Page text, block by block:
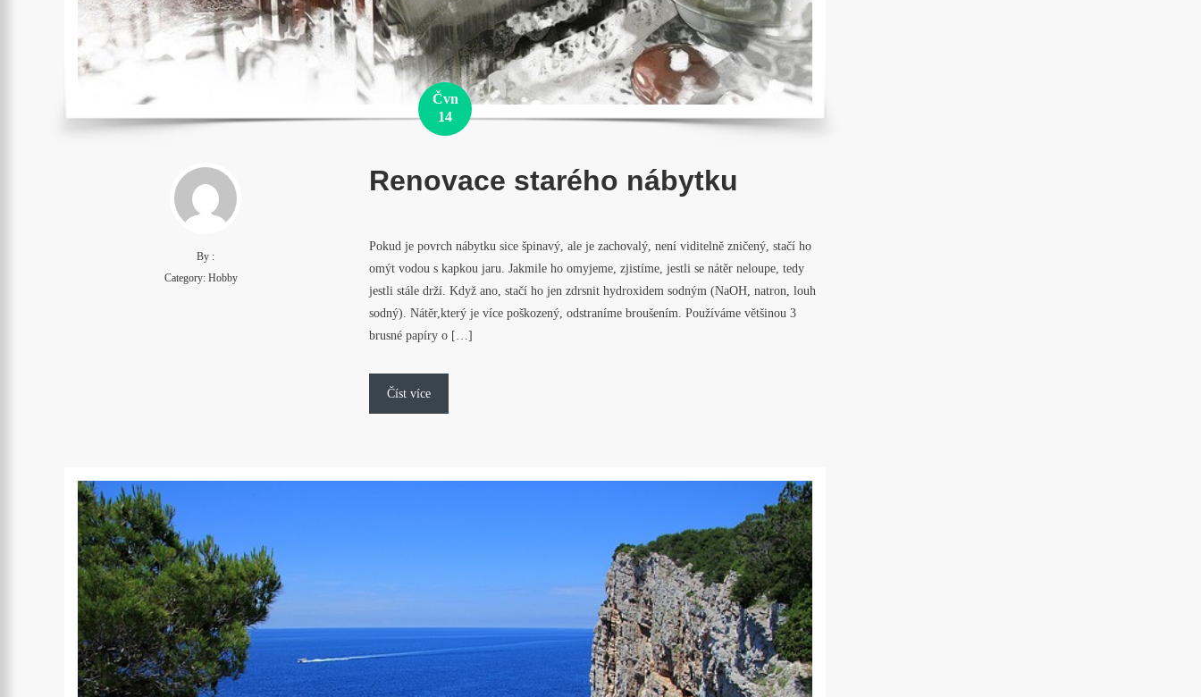
Čvn
14
Renovace starého nábytku
Pokud je povrch nábytku sice špinavý, ale je zachovalý, není viditelně zničený, stačí ho
omýt vodou s kapkou jaru. Jakmile ho omyjeme, zjistíme, jestli se nátěr neloupe, tedy
jestli stále drží. Když ano, stačí ho jen zdrsnit hydroxidem sodným (NaOH, natron, louh
sodný). Nátěr,který je více poškozený, odstraníme broušením. Používáme většinou 3
brusné papíry o […]
Číst více
By :
Category: Hobby